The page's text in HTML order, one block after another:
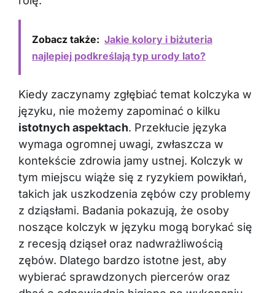
najlepiej podkreślają typ urody lato?
Kiedy zaczynamy zgłębiać temat kolczyka w
języku, nie możemy zapominać o kilku
istotnych aspektach
. Przekłucie języka
wymaga ogromnej uwagi, zwłaszcza w
kontekście zdrowia jamy ustnej. Kolczyk w
tym miejscu wiąże się z ryzykiem powikłań,
takich jak uszkodzenia zębów czy problemy
z dziąsłami. Badania pokazują, że osoby
noszące kolczyk w języku mogą borykać się
z recesją dziąseł oraz nadwrażliwością
zębów. Dlatego bardzo istotne jest, aby
wybierać sprawdzonych piercerów oraz
dbać o odpowiednią higienę po wykonaniu